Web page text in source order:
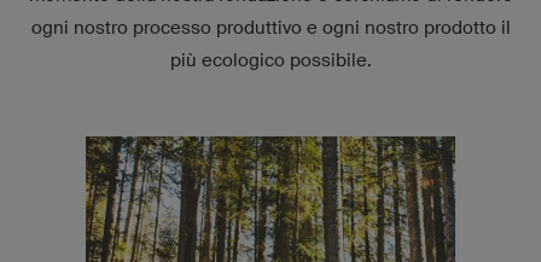
ogni nostro processo produttivo e ogni nostro prodotto il
più ecologico possibile.